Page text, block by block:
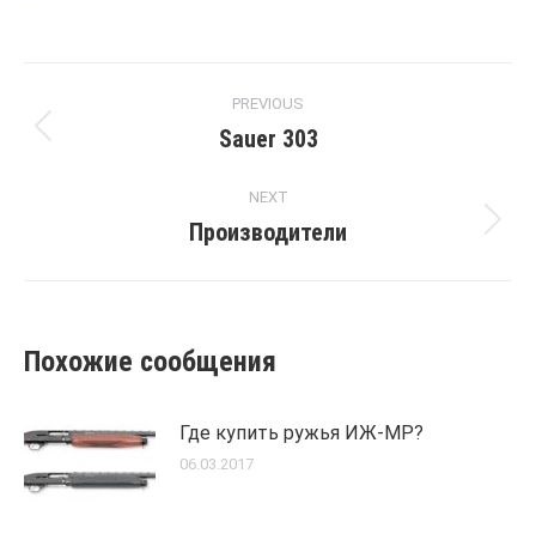
navigation
PREVIOUS
Previous
Sauer 303
NEXT
Next
Производители
Похожие сообщения
Где купить ружья ИЖ-МР?
06.03.2017